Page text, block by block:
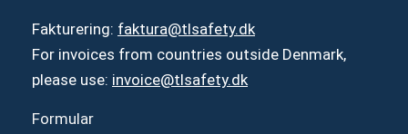
Fakturering: faktura@tlsafety.dk
For invoices from countries outside Denmark,
please use: invoice@tlsafety.dk
Formular